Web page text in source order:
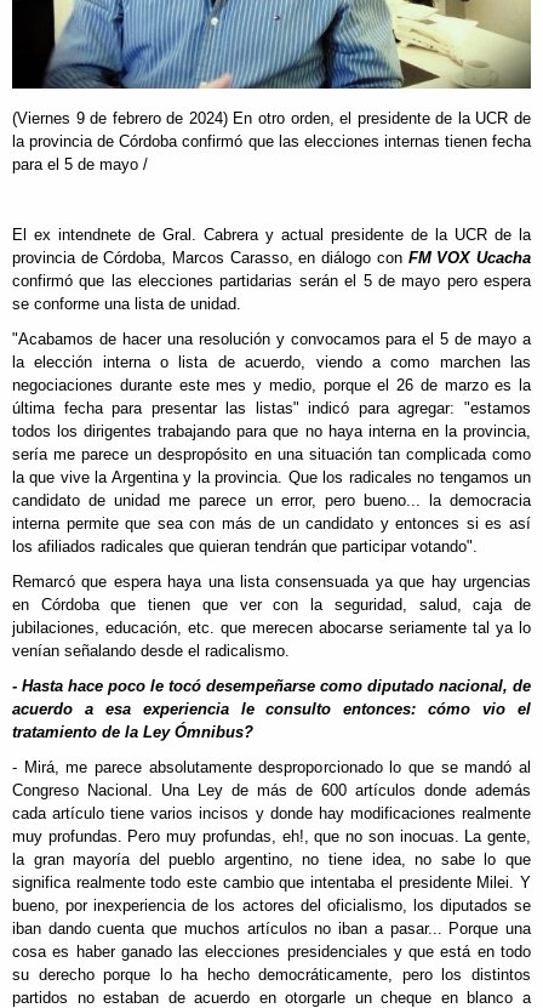
(Viernes 9 de febrero de 2024) En otro orden, el presidente de la UCR de
la provincia de Córdoba confirmó que las elecciones internas tienen fecha
para el 5 de mayo /
El ex intendnete de Gral. Cabrera y actual presidente de la UCR de la
provincia de Córdoba, Marcos Carasso, en diálogo con FM VOX Ucacha
confirmó que las elecciones partidarias serán el 5 de mayo pero espera
se conforme una lista de unidad.
"Acabamos de hacer una resolución y convocamos para el 5 de mayo a
la elección interna o lista de acuerdo, viendo a como marchen las
negociaciones durante este mes y medio, porque el 26 de marzo es la
última fecha para presentar las listas" indicó para agregar: "estamos
todos los dirigentes trabajando para que no haya interna en la provincia,
sería me parece un despropósito en una situación tan complicada como
la que vive la Argentina y la provincia. Que los radicales no tengamos un
candidato de unidad me parece un error, pero bueno... la democracia
interna permite que sea con más de un candidato y entonces si es así
los afiliados radicales que quieran tendrán que participar votando".
Remarcó que espera haya una lista consensuada ya que hay urgencias
en Córdoba que tienen que ver con la seguridad, salud, caja de
jubilaciones, educación, etc. que merecen abocarse seriamente tal ya lo
venían señalando desde el radicalismo.
- Hasta hace poco le tocó desempeñarse como diputado nacional, de
acuerdo a esa experiencia le consulto entonces: cómo vio el
tratamiento de la Ley Ómnibus?
- Mirá, me parece absolutamente desproporcionado lo que se mandó al
Congreso Nacional. Una Ley de más de 600 artículos donde además
cada artículo tiene varios incisos y donde hay modificaciones realmente
muy profundas. Pero muy profundas, eh!, que no son inocuas. La gente,
la gran mayoría del pueblo argentino, no tiene idea, no sabe lo que
significa realmente todo este cambio que intentaba el presidente Milei. Y
bueno, por inexperiencia de los actores del oficialismo, los diputados se
iban dando cuenta que muchos artículos no iban a pasar... Porque una
cosa es haber ganado las elecciones presidenciales y que está en todo
su derecho porque lo ha hecho democráticamente, pero los distintos
partidos no estaban de acuerdo en otorgarle un cheque en blanco a